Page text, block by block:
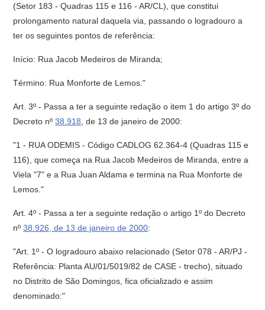
(Setor 183 - Quadras 115 e 116 - AR/CL), que constitui
prolongamento natural daquela via, passando o logradouro a
ter os seguintes pontos de referência:
Início: Rua Jacob Medeiros de Miranda;
Término: Rua Monforte de Lemos."
Art. 3º - Passa a ter a seguinte redação o item 1 do artigo 3º do
Decreto nº38.918 , de 13 de janeiro de 2000:
"1 - RUA ODEMIS - Código CADLOG 62.364-4 (Quadras 115 e
116), que começa na Rua Jacob Medeiros de Miranda, entre a
Viela "7" e a Rua Juan Aldama e termina na Rua Monforte de
Lemos."
Art. 4º - Passa a ter a seguinte redação o artigo 1º do Decreto
nº38.926, de 13 de janeiro de 2000:
"Art. 1º - O logradouro abaixo relacionado (Setor 078 - AR/PJ -
Referência: Planta AU/01/5019/82 de CASE - trecho), situado
no Distrito de São Domingos, fica oficializado e assim
denominado:"